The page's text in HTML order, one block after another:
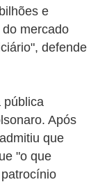
e
mercado
defende
pública
Após
que
"o que